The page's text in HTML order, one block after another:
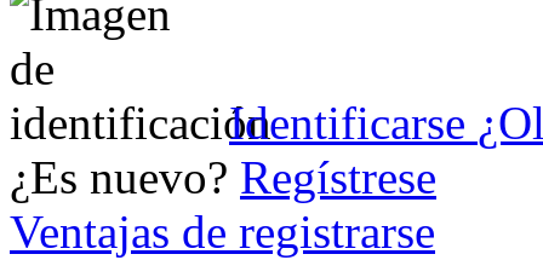
Identificarse
¿Es nuevo? Regístrese
Ventajas de registrarse